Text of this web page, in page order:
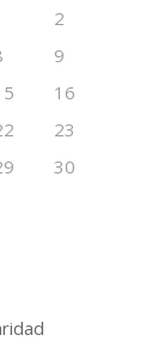
2
9
16
23
30